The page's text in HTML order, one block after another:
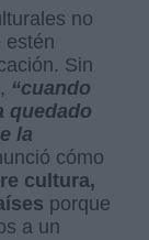
no
estén
Sin
“cuando
quedado
la
cómo
cultura,
porque
a un